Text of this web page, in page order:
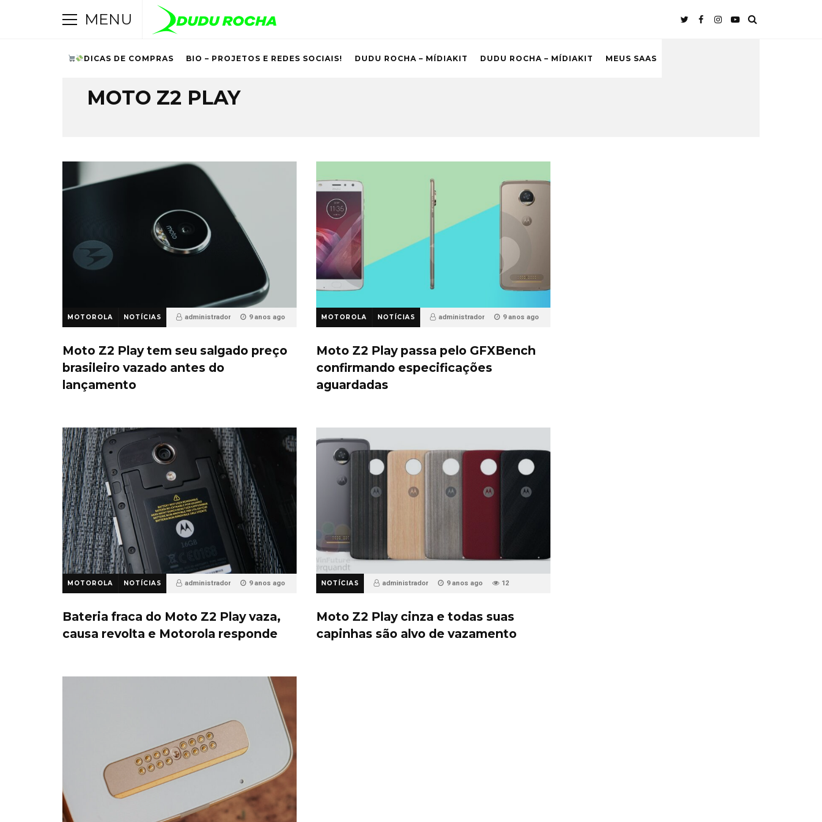
MENU
DICAS DE COMPRAS BIO – PROJETOS E REDES SOCIAIS! DUDU ROCHA – MÍDIAKIT DUDU ROCHA – MÍDIAKIT MEUS SAAS
MOTO Z2 PLAY
MOTOROLA NOTÍCIAS administrador 9 anos ago
Moto Z2 Play tem seu salgado preço
brasileiro vazado antes do
lançamento
MOTOROLA NOTÍCIAS administrador 9 anos ago
Moto Z2 Play passa pelo GFXBench
confirmando especificações
aguardadas
MOTOROLA NOTÍCIAS administrador 9 anos ago
Bateria fraca do Moto Z2 Play vaza,
causa revolta e Motorola responde
NOTÍCIAS administrador 9 anos ago 12
Moto Z2 Play cinza e todas suas
capinhas são alvo de vazamento